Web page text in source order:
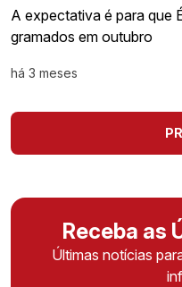
A expectativa é para que
gramados em outubro
há 3 meses
Receba as
Últimas notícias